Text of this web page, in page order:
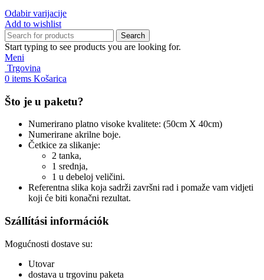
Odabir varijacije
Add to wishlist
Search
Start typing to see products you are looking for.
Meni
Trgovina
0 items Košarica
Što je u paketu?
Numerirano platno visoke kvalitete: (50cm X 40cm)
Numerirane akrilne boje.
Četkice za slikanje:
2 tanka,
1 srednja,
1 u debeloj veličini.
Referentna slika koja sadrži završni rad i pomaže vam vidjeti
koji će biti konačni rezultat.
Szállítási információk
Mogućnosti dostave su:
Utovar
dostava u trgovinu paketa